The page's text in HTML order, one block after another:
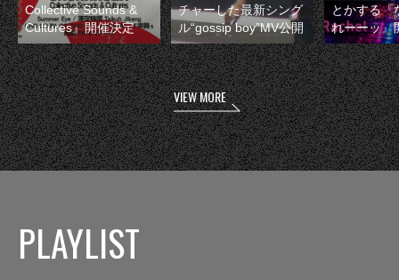
Collective Sounds &
Cultures』開催決定
チャーした最新シング
ル“gossip boy”MV公開
とかする『
れーーッ』
VIEW MORE
PLAYLIST